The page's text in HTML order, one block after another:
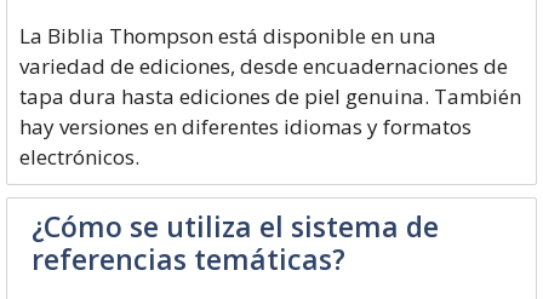
La Biblia Thompson está disponible en una
variedad de ediciones, desde encuadernaciones de
tapa dura hasta ediciones de piel genuina. También
hay versiones en diferentes idiomas y formatos
electrónicos.
¿Cómo se utiliza el sistema de
referencias temáticas?